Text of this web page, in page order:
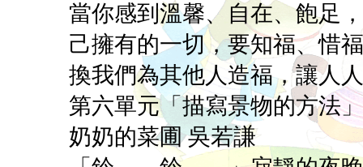
當你感到溫馨、自在、飽足
己擁有的一切，要知福、惜
換我們為其他人造福，讓人
第六單元「描寫景物的方法
奶奶的菜圃 吳若謙